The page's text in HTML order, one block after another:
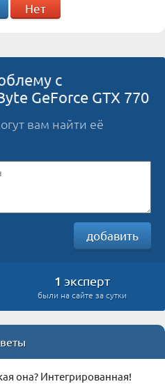
Нет
с
GeForce GTX 770
вам найти её
добавить
1 эксперт
были на сайте за сутки
она? Интегрированная!